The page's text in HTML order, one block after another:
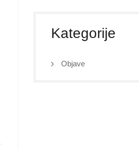
Kategorije
Objave